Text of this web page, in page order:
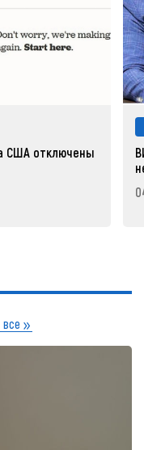
США отключены